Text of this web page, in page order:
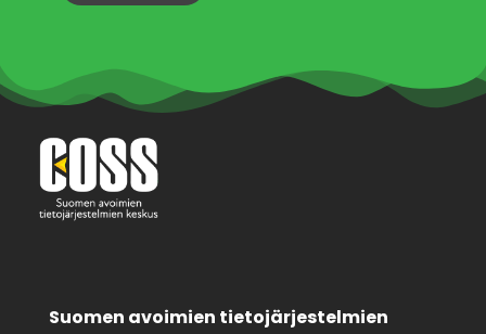
Suomen avoimien tietojärjestelmien